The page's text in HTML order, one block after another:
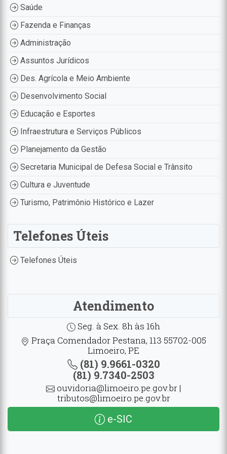
Saúde
Fazenda e Finanças
Administração
Assuntos Jurídicos
Des. Agrícola e Meio Ambiente
Desenvolvimento Social
Educação e Esportes
Infraestrutura e Serviços Públicos
Planejamento da Gestão
Secretaria Municipal de Defesa Social e Trânsito
Cultura e Juventude
Turismo, Patrimônio Histórico e Lazer
Telefones Úteis
Telefones Úteis
Atendimento
Seg. à Sex. 8h às 16h
Praça Comendador Pestana, 113 55702-005
Limoeiro, PE
(81) 9.9661-0320
(81) 9.7340-2503
ouvidoria@limoeiro.pe.gov.br |
tributos@limoeiro.pe.gov.br
e-SIC